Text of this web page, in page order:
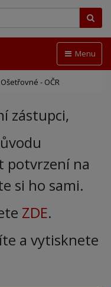
Menu
Ošetřovné - OČR
zástupci,
potvrzení na
si ho sami.
ZDE.
a vytisknete